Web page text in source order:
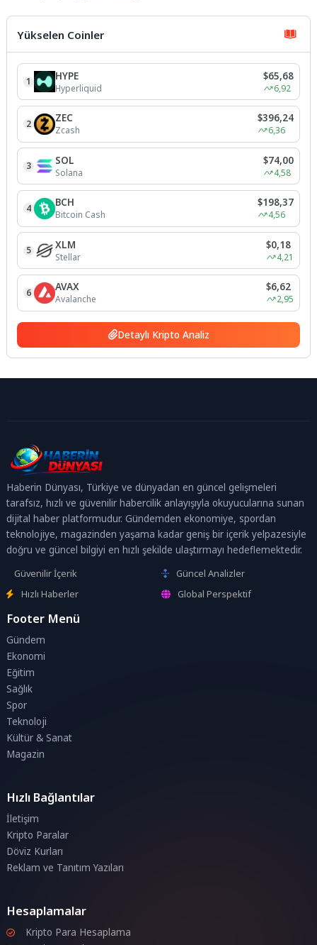
farkındalık etkinliğiyle güvenli...
Yükselen Coinler
1 HYPE
Hyperliquid
$65,68
6,92
2 ZEC
Zcash
$396,24
6,36
3 SOL
Solana
$74,00
4,58
4 BCH
Bitcoin Cash
$198,37
4,56
5 XLM
Stellar
$0,18
4,21
6 AVAX
Avalanche
$6,62
2,95
Detaylı Kripto Analiz
Haberin Dünyası, Türkiye ve dünyadan en güncel gelişmeleri
tarafsız, hızlı ve güvenilir habercilik anlayışıyla okuyucularına sunan
dijital haber platformudur. Gündemden ekonomiye, spordan
teknolojiye, magazinden yaşama kadar geniş bir içerik yelpazesiyle
doğru ve güncel bilgiyi en hızlı şekilde ulaştırmayı hedeflemektedir.
Güvenilir İçerik
Güncel Analizler
Hızlı Haberler
Global Perspektif
Footer Menü
Gündem
Ekonomi
Eğitim
Sağlık
Spor
Teknoloji
Kültür & Sanat
Magazin
Hızlı Bağlantılar
İletişim
Kripto Paralar
Döviz Kurları
Reklam ve Tanıtım Yazıları
Hesaplamalar
Kripto Para Hesaplama